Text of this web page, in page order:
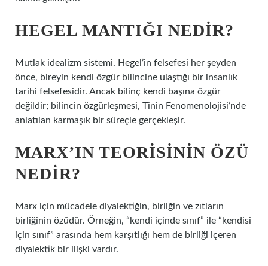
HEGEL MANTIĞI NEDIR?
Mutlak idealizm sistemi. Hegel’in felsefesi her şeyden
önce, bireyin kendi özgür bilincine ulaştığı bir insanlık
tarihi felsefesidir. Ancak bilinç kendi başına özgür
değildir; bilincin özgürleşmesi, Tinin Fenomenolojisi’nde
anlatılan karmaşık bir süreçle gerçekleşir.
MARX’IN TEORISININ ÖZÜ
NEDIR?
Marx için mücadele diyalektiğin, birliğin ve zıtların
birliğinin özüdür. Örneğin, “kendi içinde sınıf” ile “kendisi
için sınıf” arasında hem karşıtlığı hem de birliği içeren
diyalektik bir ilişki vardır.